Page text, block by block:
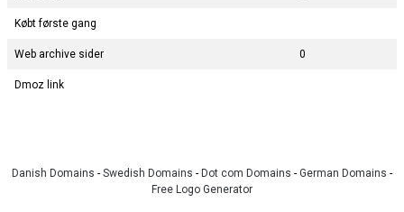
Købt første gang
Web archive sider 0
Dmoz link
Danish Domains - Swedish Domains - Dot com Domains - German Domains -
Free Logo Generator